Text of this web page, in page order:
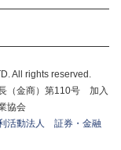
All rights reserved.
（金商）第110号 加入
協会
活動法人 証券・金融